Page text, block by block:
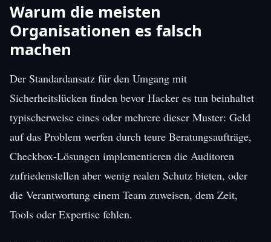
Warum die meisten
Organisationen es falsch
machen
Der Standardansatz für den Umgang mit
Sicherheitslücken finden bevor Hacker es tun beinhaltet
typischerweise eines oder mehrere dieser Muster: Geld
auf das Problem werfen durch teure Beratungsaufträge,
Checkbox-Lösungen implementieren die Auditoren
zufriedenstellen aber wenig realen Schutz bieten, oder
die Verantwortung einem Team zuweisen, dem Zeit,
Tools oder Expertise fehlen.